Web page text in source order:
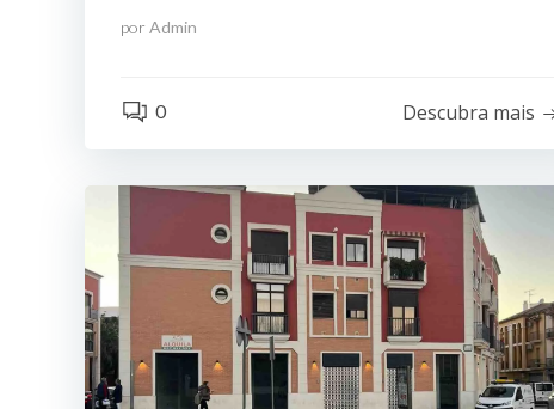
por Admin
0 Descubra mais